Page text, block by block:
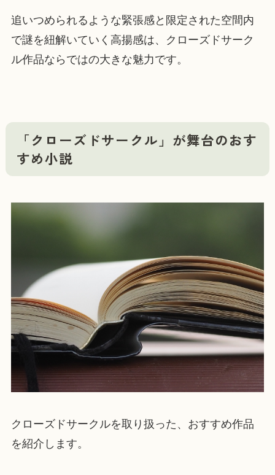
追いつめられるような緊張感と限定された空間内
で謎を紐解いていく高揚感は、クローズドサーク
ル作品ならではの大きな魅力です。
「クローズドサークル」が舞台のおす
すめ小説
クローズドサークルを取り扱った、おすすめ作品
を紹介します。